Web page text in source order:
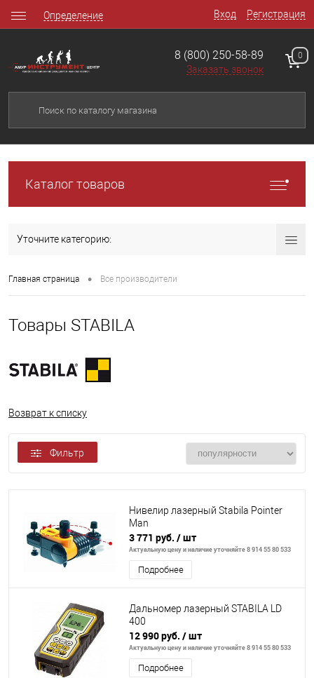
Вход Регистрация
Определение
8 (800) 250-58-89
Заказать звонок
0
Каталог товаров
Уточните категорию:
Главная страница • Все производители
Товары STABILA
Возврат к списку
Фильтр
Нивелир лазерный Stabila Pointer
Man
3 771 руб. / шт
Актуальную цену и наличие уточняйте 8 914 55 80 533
Подробнее
Дальномер лазерный STABILA LD
400
12 990 руб. / шт
Актуальную цену и наличие уточняйте 8 914 55 80 533
Подробнее